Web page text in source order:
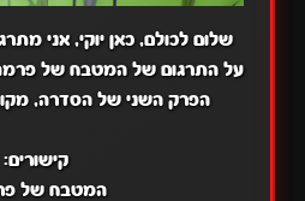
שלום לכולם, כאן יוקי, אני
על התרגום של המטבח של
הפרק השני של הסדרה,
קישורים:
המטבח של